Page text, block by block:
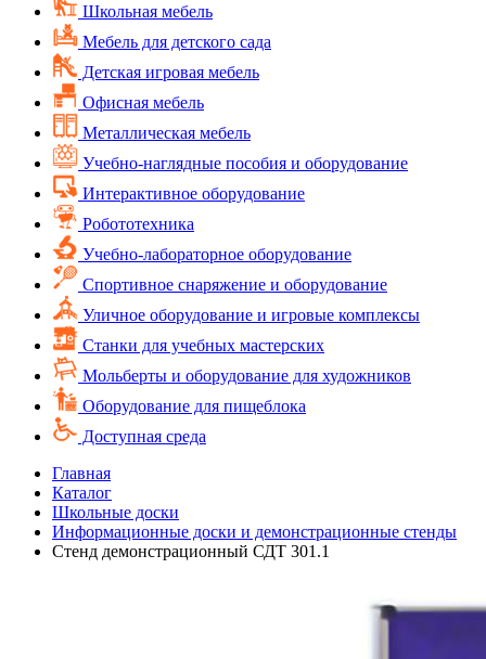
Школьная мебель
Мебель для детского сада
Детская игровая мебель
Офисная мебель
Металлическая мебель
Учебно-наглядные пособия и оборудование
Интерактивное оборудование
Робототехника
Учебно-лабораторное оборудование
Спортивное снаряжение и оборудование
Уличное оборудование и игровые комплексы
Cтанки для учебных мастерских
Мольберты и оборудование для художников
Оборудование для пищеблока
Доступная среда
Главная
Каталог
Школьные доски
Информационные доски и демонстрационные стенды
Стенд демонстрационный СДТ 301.1